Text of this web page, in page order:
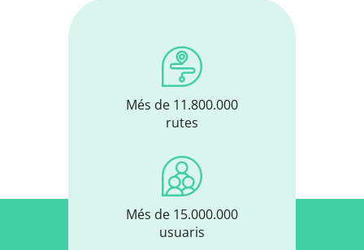
Més de 11.800.000
rutes
Més de 15.000.000
usuaris